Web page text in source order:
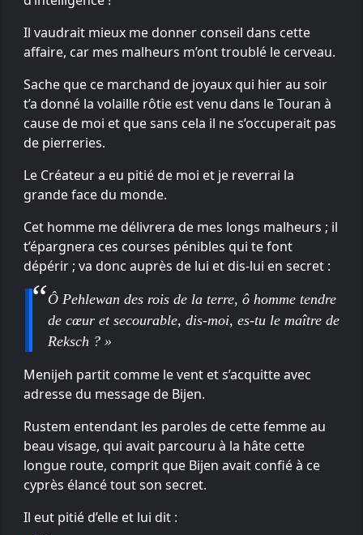
Il vaudrait mieux me donner conseil dans cette
affaire, car mes malheurs m’ont troublé le cerveau.
Sache que ce marchand de joyaux qui hier au soir
t’a donné la volaille rôtie est venu dans le Touran à
cause de moi et que sans cela il ne s’occuperait pas
de pierreries.
Le Créateur a eu pitié de moi et je reverrai la
grande face du monde.
Cet homme me délivrera de mes longs malheurs ; il
t’épargnera ces courses pénibles qui te font
dépérir ; va donc auprès de lui et dis-lui en secret :
Ô Pehlewan des rois de la terre, ô homme tendre
de cœur et secourable, dis-moi, es-tu le maître de
Reksch ? »
Menijeh partit comme le vent et s’acquitte avec
adresse du message de Bijen.
Rustem entendant les paroles de cette femme au
beau visage, qui avait parcouru à la hâte cette
longue route, comprit que Bijen avait confié à ce
cyprès élancé tout son secret.
Il eut pitié d’elle et lui dit :